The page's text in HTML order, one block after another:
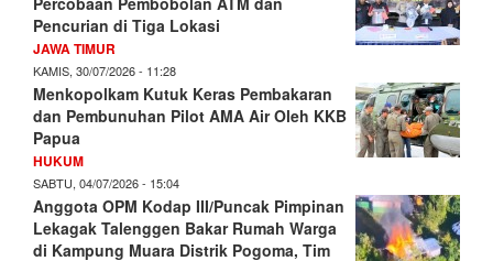
Pencurian di Tiga Lokasi
JAWA TIMUR
KAMIS, 30/07/2026 - 11:28
Menkopolkam Kutuk Keras Pembakaran
dan Pembunuhan Pilot AMA Air Oleh KKB
Papua
HUKUM
SABTU, 04/07/2026 - 15:04
Anggota OPM Kodap III/Puncak Pimpinan
Lekagak Talenggen Bakar Rumah Warga
di Kampung Muara Distrik Pogoma, Tim